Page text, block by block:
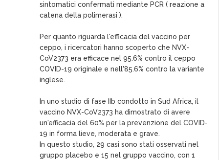
sintomatici confermati mediante PCR ( reazione a
catena della polimerasi ).
Per quanto riguarda l'efficacia del vaccino per
ceppo, i ricercatori hanno scoperto che NVX-
CoV2373 era efficace nel 95.6% contro il ceppo
COVID-19 originale e nell'85.6% contro la variante
inglese.
In uno studio di fase IIb condotto in Sud Africa, il
vaccino NVX-CoV2373 ha dimostrato di avere
un'efficacia del 60% per la prevenzione del COVID-
19 in forma lieve, moderata e grave.
In questo studio, 29 casi sono stati osservati nel
gruppo placebo e 15 nel gruppo vaccino, con 1